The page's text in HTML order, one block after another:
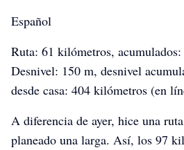
Español
Ruta: 61 kilómetros,
Desnivel: 150 m, desnivel
desde casa: 404 kilómetros (en
A diferencia de ayer, hice una
planeado una larga. Así, los 97